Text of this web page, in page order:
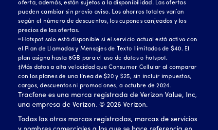
oferta, además, están sujetos a la disponibilidad. Las ofertas
pueden cambiar sin previo aviso. Los ahorros totales varían
según el número de descuentos, los cupones canjeados y los
precios de las ofertas.
≈Hotspot solo está disponible si el servicio actual está activo con
el Plan de Llamadas y Mensajes de Texto Ilimitados de $40. El
plan asigna hasta 8GB para el uso de datos o hotspot.
‡Más datos a alta velocidad que Consumer Cellular al comparar
con los planes de una línea de $20 y $25, sin incluir impuestos,
cargos, descuentos ni promociones, a octubre de 2024.
Tracfone es una marca registrada de Verizon Value, Inc,
una empresa de Verizon. ©2026 Verizon.
Todas las otras marcas registradas, marcas de servicios